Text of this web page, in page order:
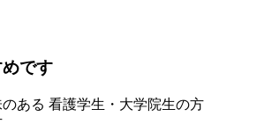
です
ある 看護学生・大学院生の方